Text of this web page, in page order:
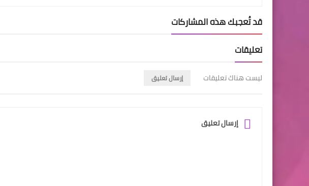
قد تُعجبك هذه المشاركات
تعليقات
ليست هناك تعليقات إرسال تعليق
إرسال تعليق